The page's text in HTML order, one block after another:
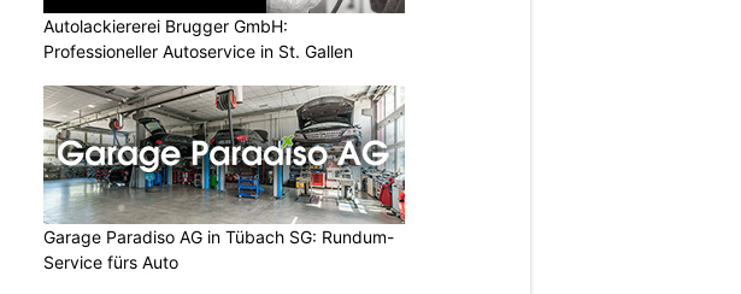
Autolackiererei Brugger GmbH:
Professioneller Autoservice in St. Gallen
Garage Paradiso AG in Tübach SG: Rundum-
Service fürs Auto